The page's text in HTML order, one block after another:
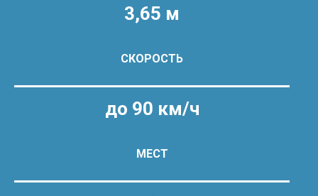
3,65 м
СКОРОСТЬ
до 90 км/ч
МЕСТ